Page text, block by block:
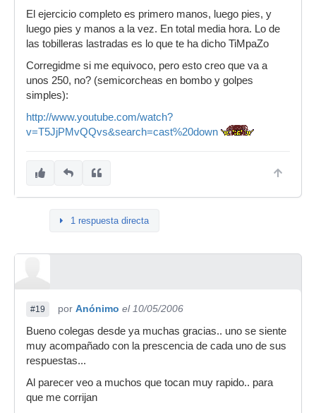
El ejercicio completo es primero manos, luego pies, y
luego pies y manos a la vez. En total media hora. Lo de
las tobilleras lastradas es lo que te ha dicho TiMpaZo
Corregidme si me equivoco, pero esto creo que va a
unos 250, no? (semicorcheas en bombo y golpes
simples):
http://www.youtube.com/watch?
v=T5JjPMvQQvs&search=cast%20down
1 respuesta directa
#19 por Anónimo el 10/05/2006
Bueno colegas desde ya muchas gracias.. uno se siente
muy acompañado con la prescencia de cada uno de sus
respuestas...
Al parecer veo a muchos que tocan muy rapido.. para
que me corrijan